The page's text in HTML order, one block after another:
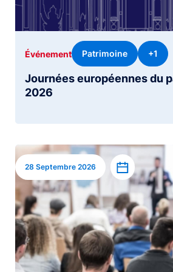
Journées européennes du
2026
Événement Patrimoine +1
Image
28 Septembre 2026 Ajouter à